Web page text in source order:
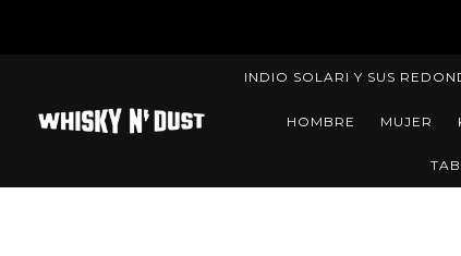
INDIO SOLARI Y SUS
HOMBRE MUJER